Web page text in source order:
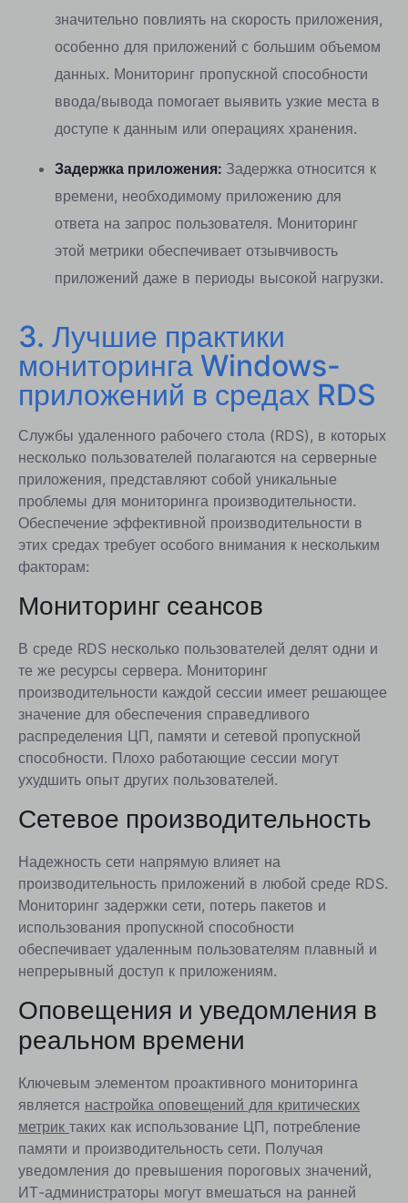
значительно повлиять на скорость приложения,
особенно для приложений с большим объемом
данных. Мониторинг пропускной способности
ввода/вывода помогает выявить узкие места в
доступе к данным или операциях хранения.
Задержка приложения: Задержка относится к
времени, необходимому приложению для
ответа на запрос пользователя. Мониторинг
этой метрики обеспечивает отзывчивость
приложений даже в периоды высокой нагрузки.
3. Лучшие практики
мониторинга Windows-
приложений в средах RDS
Службы удаленного рабочего стола (RDS), в которых
несколько пользователей полагаются на серверные
приложения, представляют собой уникальные
проблемы для мониторинга производительности.
Обеспечение эффективной производительности в
этих средах требует особого внимания к нескольким
факторам:
Мониторинг сеансов
В среде RDS несколько пользователей делят одни и
те же ресурсы сервера. Мониторинг
производительности каждой сессии имеет решающее
значение для обеспечения справедливого
распределения ЦП, памяти и сетевой пропускной
способности. Плохо работающие сессии могут
ухудшить опыт других пользователей.
Сетевое производительность
Надежность сети напрямую влияет на
производительность приложений в любой среде RDS.
Мониторинг задержки сети, потерь пакетов и
использования пропускной способности
обеспечивает удаленным пользователям плавный и
непрерывный доступ к приложениям.
Оповещения и уведомления в
реальном времени
Ключевым элементом проактивного мониторинга
является настройка оповещений для критических
метрик таких как использование ЦП, потребление
памяти и производительность сети. Получая
уведомления до превышения пороговых значений,
ИТ-администраторы могут вмешаться на ранней